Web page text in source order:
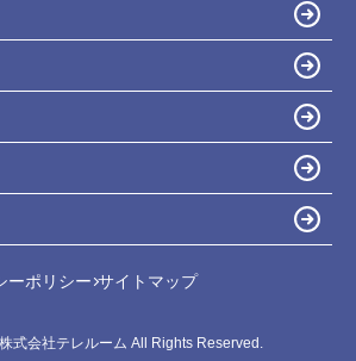
ーポリシー サイトマップ
式会社テレルーム All Rights Reserved.